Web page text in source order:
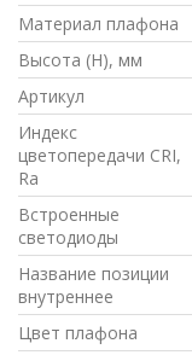
Материал плафона
Высота (H), мм
Артикул
Индекс
цветопередачи CRI,
Ra
Встроенные
светодиоды
Название позиции
внутреннее
Цвет плафона